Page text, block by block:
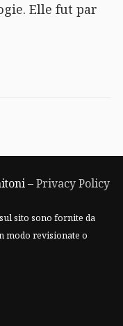
Elle fut par
–Privacy Policy
sito sono fornite da
modo revisionate o